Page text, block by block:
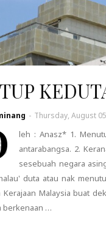
- Thursday, August
leh : Anasz* 1.
antarabangsa. 2.
sesebuah negara
duta atau nak
Kerajaan Malaysia buat
berkenaan …